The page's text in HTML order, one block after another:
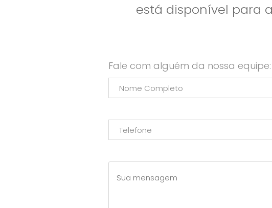
está disponível para
Fale com alguém da nossa equipe: